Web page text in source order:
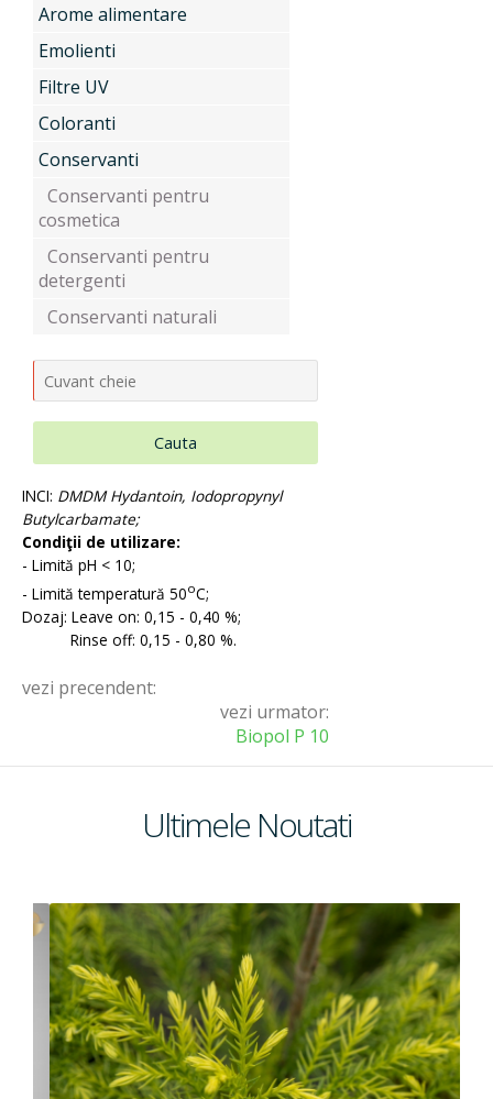
Uleiuri si unturi vegetale, extracte
Aditivi pentru industria alimentara
Compozitii de parfumare
Emolienti
Filtre UV
Coloranti
Conservanti
Arome alimentare
Emolienti
Filtre UV
Coloranti
Conservanti
Conservanti pentru
cosmetica
Conservanti pentru
detergenti
Conservanti naturali
Cauta
INCI: DMDM Hydantoin, Iodopropynyl
Butylcarbamate;
Condiţii de utilizare:
- Limită pH < 10;
- Limită temperatură 50oC;
Dozaj: Leave on: 0,15 - 0,40 %;
Rinse off: 0,15 - 0,80 %.
vezi precendent:
vezi urmator:
Biopol P 10
Ultimele Noutati